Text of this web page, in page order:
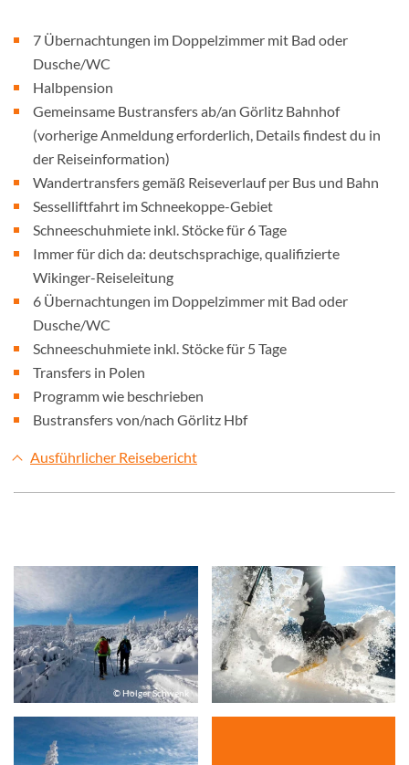
7 Übernachtungen im Doppelzimmer mit Bad oder
Dusche/WC
Halbpension
Gemeinsame Bustransfers ab/an Görlitz Bahnhof
(vorherige Anmeldung erforderlich, Details findest du in
der Reiseinformation)
Wandertransfers gemäß Reiseverlauf per Bus und Bahn
Sesselliftfahrt im Schneekoppe-Gebiet
Schneeschuhmiete inkl. Stöcke für 6 Tage
Immer für dich da: deutschsprachige, qualifizierte
Wikinger-Reiseleitung
6 Übernachtungen im Doppelzimmer mit Bad oder
Dusche/WC
Schneeschuhmiete inkl. Stöcke für 5 Tage
Transfers in Polen
Programm wie beschrieben
Bustransfers von/nach Görlitz Hbf
Ausführlicher Reisebericht
© Holger Schwenk ©